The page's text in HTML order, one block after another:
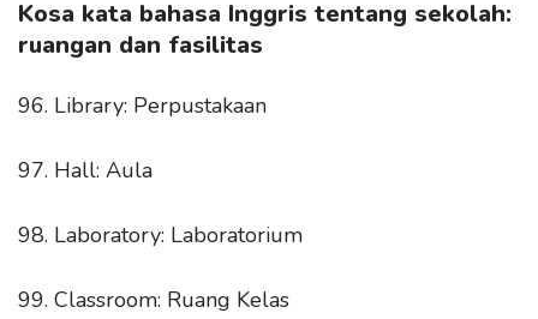
Kosa kata bahasa Inggris tentang sekolah:
ruangan dan fasilitas
96. Library: Perpustakaan
97. Hall: Aula
98. Laboratory: Laboratorium
99. Classroom: Ruang Kelas